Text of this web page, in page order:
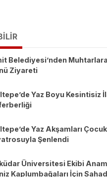
Belediyesi’nden
Ziyareti
Yaz Boyu Kesintisiz
Yaz Akşamları Çocuk
Şenlendi
Üniversitesi Ekibi
Kaplumbağaları İçin